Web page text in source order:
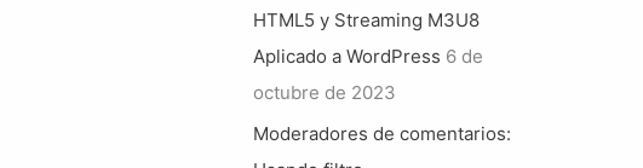
HTML5 y Streaming M3U8
Aplicado a WordPress 6 de
octubre de 2023
Moderadores de comentarios: